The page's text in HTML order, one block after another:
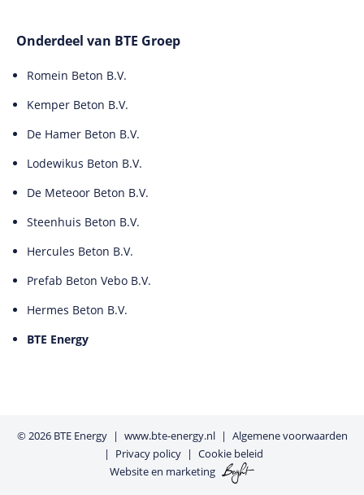
Onderdeel van BTE Groep
Romein Beton B.V.
Kemper Beton B.V.
De Hamer Beton B.V.
Lodewikus Beton B.V.
De Meteoor Beton B.V.
Steenhuis Beton B.V.
Hercules Beton B.V.
Prefab Beton Vebo B.V.
Hermes Beton B.V.
BTE Energy
© 2026 BTE Energy www.bte-energy.nl
Algemene voorwaarden
Privacy policy
Cookie beleid
Websiteen marketing